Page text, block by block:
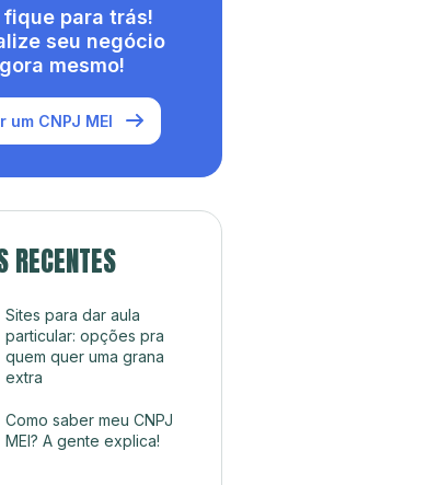
fique para trás!
seu negócio
mesmo!
um CNPJ MEI
RECENTES
Sites para dar aula
particular: opções pra
quem quer uma grana
extra
Como saber meu CNPJ
MEI? A gente explica!